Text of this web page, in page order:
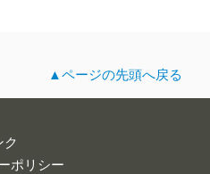
▲ページの先頭へ戻る
ク
ポリシー